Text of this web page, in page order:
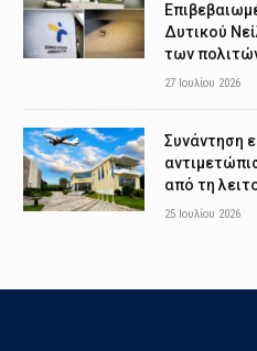
Δυτικού
των
27 Ιουλίου 2026
Συνάντηση
από τη
25 Ιουλίου 2026